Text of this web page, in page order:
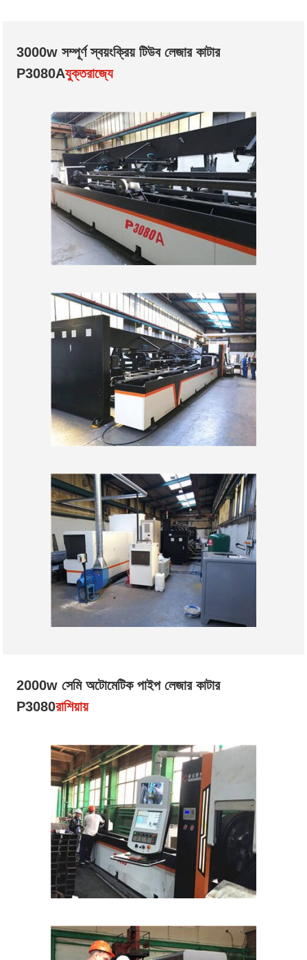
3000w সম্পূর্ণ স্বয়ংক্রিয় টিউব লেজার কাটার
P3080Aযুক্তরাজ্যে
2000w সেমি অটোমেটিক পাইপ লেজার কাটার
P3080রাশিয়ায়